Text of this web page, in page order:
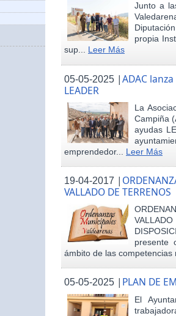
Junto a
propia
sup... Leer Más
05-05-2025 |ADAC
LEADER
La
Campiña
ayudas
emprendedor... Leer Más
19-04-2017 |
VALLADO DE TERRENOS
presente
ámbito de las
05-05-2025 | PLAN DE
El